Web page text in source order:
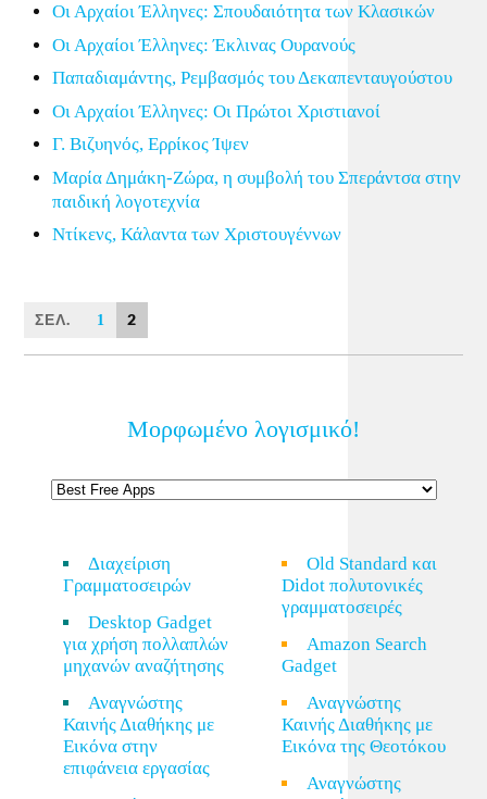
Οι Αρχαίοι Έλληνες: Σπουδαιότητα των Κλασικών
Οι Αρχαίοι Έλληνες: Έκλινας Ουρανούς
Παπαδιαμάντης, Ρεμβασμός του Δεκαπενταυγούστου
Οι Αρχαίοι Έλληνες: Οι Πρώτοι Χριστιανοί
Γ. Βιζυηνός, Ερρίκος Ίψεν
Μαρία Δημάκη-Ζώρα, η συμβολή του Σπεράντσα στην
παιδική λογοτεχνία
Ντίκενς, Κάλαντα των Χριστουγέννων
ΣΕΛ. 1 2
Μορφωμένο λογισμικό!
Διαχείριση
Γραμματοσειρών
Desktop Gadget
για χρήση πολλαπλών
μηχανών αναζήτησης
Αναγνώστης
Καινής Διαθήκης με
Εικόνα στην
επιφάνεια εργασίας
Old Standard και
Didot πολυτονικές
γραμματοσειρές
Amazon Search
Gadget
Αναγνώστης
Καινής Διαθήκης με
Εικόνα της Θεοτόκου
Αναγνώστης